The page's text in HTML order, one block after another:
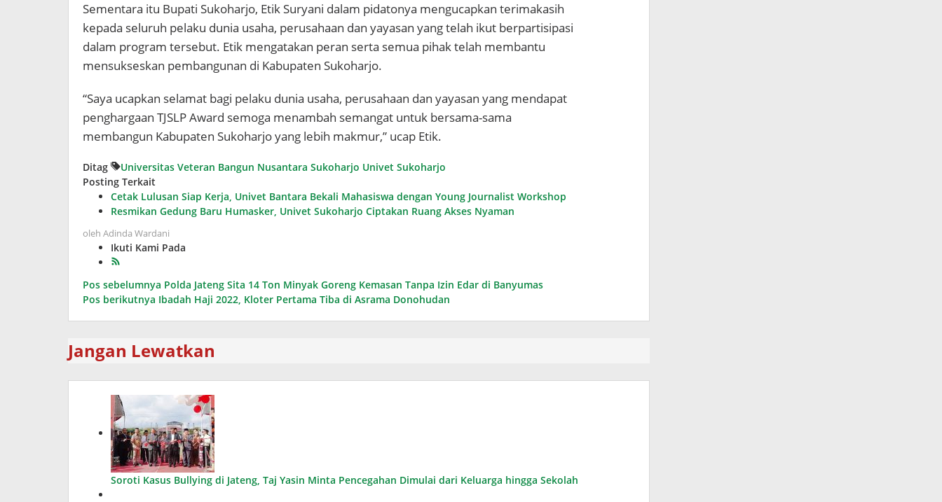
Sementara itu Bupati Sukoharjo, Etik Suryani dalam pidatonya mengucapkan terimakasih
kepada seluruh pelaku dunia usaha, perusahaan dan yayasan yang telah ikut berpartisipasi
dalam program tersebut. Etik mengatakan peran serta semua pihak telah membantu
mensukseskan pembangunan di Kabupaten Sukoharjo.
“Saya ucapkan selamat bagi pelaku dunia usaha, perusahaan dan yayasan yang mendapat
penghargaan TJSLP Award semoga menambah semangat untuk bersama-sama
membangun Kabupaten Sukoharjo yang lebih makmur,” ucap Etik.
Ditag Universitas Veteran Bangun Nusantara Sukoharjo Univet Sukoharjo
Posting Terkait
Cetak Lulusan Siap Kerja, Univet Bantara Bekali Mahasiswa dengan Young Journalist Workshop
Resmikan Gedung Baru Humasker, Univet Sukoharjo Ciptakan Ruang Akses Nyaman
oleh Adinda Wardani
Ikuti Kami Pada
Navigasi
pos
Pos sebelumnya Polda Jateng Sita 14 Ton Minyak Goreng Kemasan Tanpa Izin Edar di Banyumas
Pos berikutnya Ibadah Haji 2022, Kloter Pertama Tiba di Asrama Donohudan
Jangan Lewatkan
Soroti Kasus Bullying di Jateng, Taj Yasin Minta Pencegahan Dimulai dari Keluarga hingga Sekolah